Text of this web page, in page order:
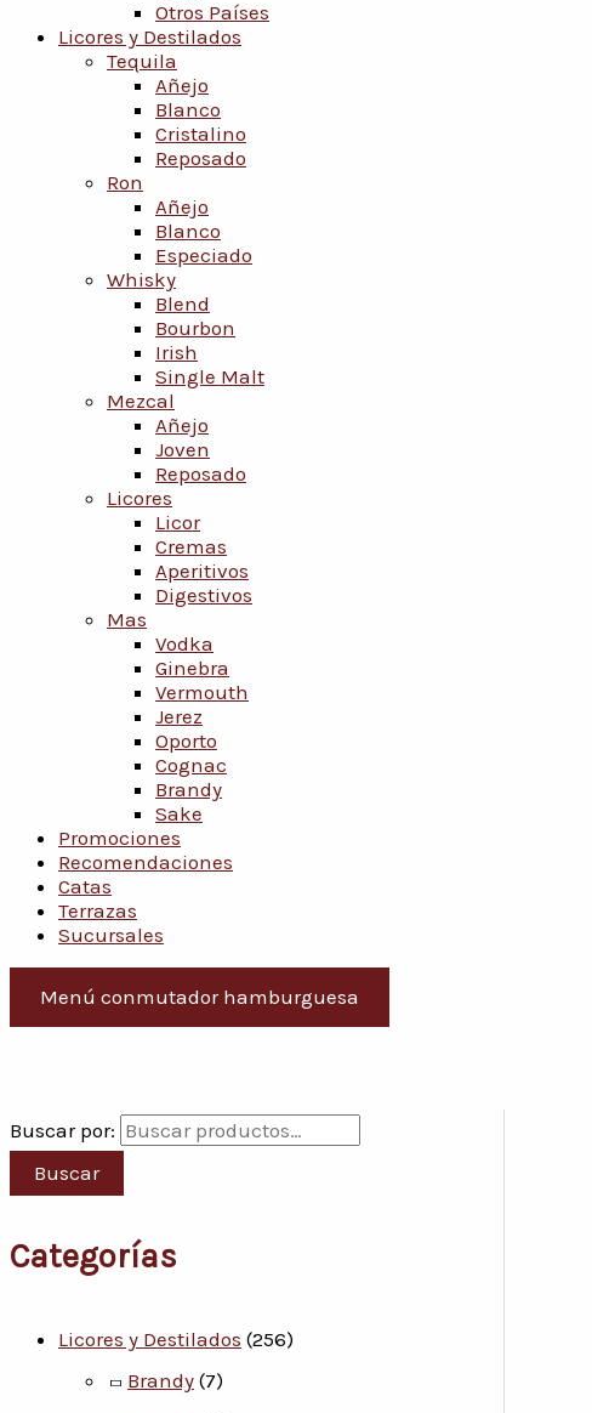
Otros Países
Licores y Destilados
Tequila
Añejo
Blanco
Cristalino
Reposado
Ron
Añejo
Blanco
Especiado
Whisky
Blend
Bourbon
Irish
Single Malt
Mezcal
Añejo
Joven
Reposado
Licores
Licor
Cremas
Aperitivos
Digestivos
Mas
Vodka
Ginebra
Vermouth
Jerez
Oporto
Cognac
Brandy
Sake
Promociones
Recomendaciones
Catas
Terrazas
Sucursales
Menú conmutador hamburguesa
Buscar por:
Buscar
Categorías
Licores y Destilados (256)
Brandy (7)